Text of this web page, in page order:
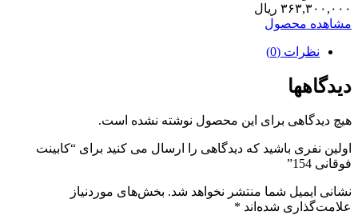
۳۶۳,۳۰۰,۰۰۰ ریال
مشاهده محصول
نظرات (0)
دیدگاهها
هیچ دیدگاهی برای این محصول نوشته نشده است.
اولین نفری باشید که دیدگاهی را ارسال می کنید برای “کابینت
فوقانی 154”
نشانی ایمیل شما منتشر نخواهد شد. بخش‌های موردنیاز
علامت‌گذاری شده‌اند *